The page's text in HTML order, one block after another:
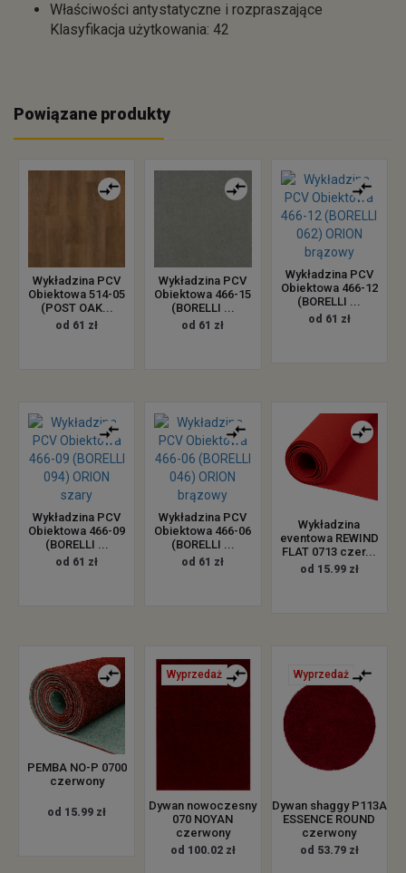
Właściwości antystatyczne i rozpraszające
Klasyfikacja użytkowania: 42
Powiązane produkty
Wykładzina PCV
Obiektowa 514-05
(POST OAK...
od 61 zł
Wykładzina PCV
Obiektowa 466-15
(BORELLI ...
od 61 zł
Wykładzina PCV
Obiektowa 466-12
(BORELLI ...
od 61 zł
Wykładzina PCV
Obiektowa 466-09
(BORELLI ...
od 61 zł
Wykładzina PCV
Obiektowa 466-06
(BORELLI ...
od 61 zł
Wykładzina
eventowa REWIND
FLAT 0713 czer...
od 15.99 zł
PEMBA NO-P 0700
czerwony
od 15.99 zł
Wyprzedaż
Dywan nowoczesny
070 NOYAN
czerwony
od 100.02 zł
Wyprzedaż
Dywan shaggy P113A
ESSENCE ROUND
czerwony
od 53.79 zł